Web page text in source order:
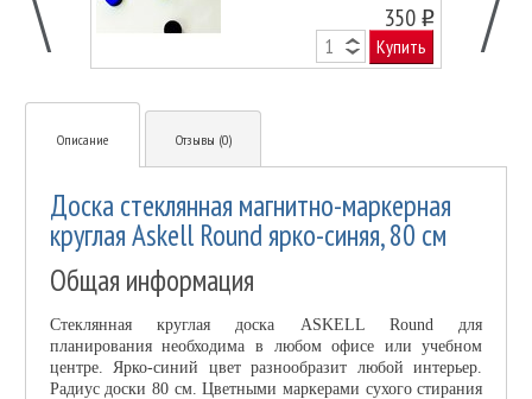
350 o
Купить
Описание Отзывы (0)
Доска стеклянная магнитно-маркерная
круглая Askell Round ярко-синяя, 80 см
Общая информация
Стеклянная круглая доска ASKELL Round для
планирования необходима в любом офисе или учебном
центре. Ярко-синий цвет разнообразит любой интерьер.
Радиус доски 80 см. Цветными маркерами сухого стирания